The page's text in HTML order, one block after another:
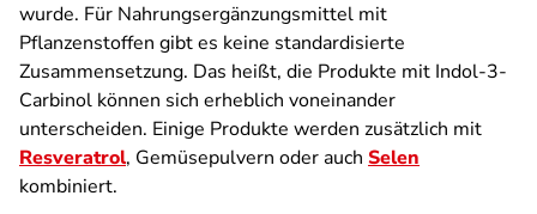
wurde. Für Nahrungsergänzungsmittel mit
Pflanzenstoffen gibt es keine standardisierte
Zusammensetzung. Das heißt, die Produkte mit Indol-3-
Carbinol können sich erheblich voneinander
unterscheiden. Einige Produkte werden zusätzlich mit
Resveratrol, Gemüsepulvern oder auch Selen
kombiniert.